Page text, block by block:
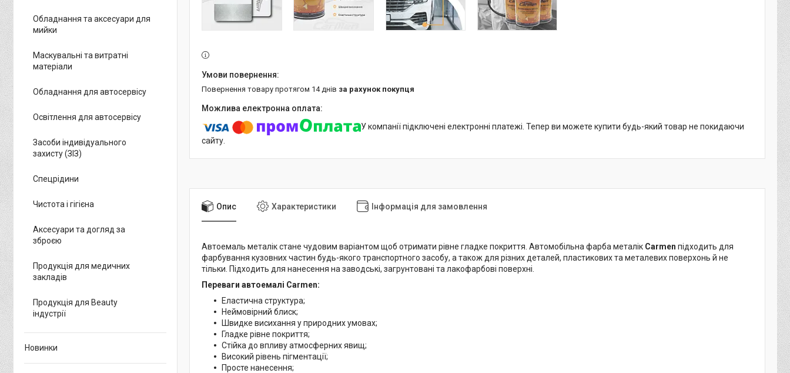
повернення товару протягом 14 днів за рахунок покупця
У компанії підключені електронні платежі. Тепер ви можете купити будь-який товар не покидаючи
сайту.
Опис Характеристики Інформація для замовлення
Автоемаль металік стане чудовим варіантом щоб отримати рівне гладке покриття. Автомобільна фарба металік Carmen підходить для
фарбування кузовних частин будь-якого транспортного засобу, а також для різних деталей, пластикових та металевих поверхонь й не
тільки. Підходить для нанесення на заводські, загрунтовані та лакофарбові поверхні.
Переваги автоемалі Carmen:
Еластична структура;
Неймовірний блиск;
Швидке висихання у природних умовах;
Гладке рівне покриття;
Стійка до впливу атмосферних явищ;
Високий рівень пігментації;
Просте нанесення;
Обладнання та аксесуари для
мийки
Маскувальні та витратні
матеріали
Обладнання для автосервісу
Освітлення для автосервісу
Засоби індивідуального
захисту (ЗІЗ)
Спецрідини
Чистота і гігієна
Аксесуари та догляд за
зброєю
Продукція для медичних
закладів
Продукція для Beauty
індустрії
Новинки